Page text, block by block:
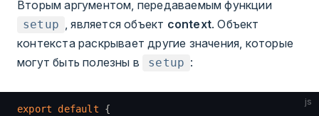
Вторым аргументом, передаваемым функции
setup , является объект context. Объект
контекста раскрывает другие значения, которые
могут быть полезны в
setup :
js
export default {